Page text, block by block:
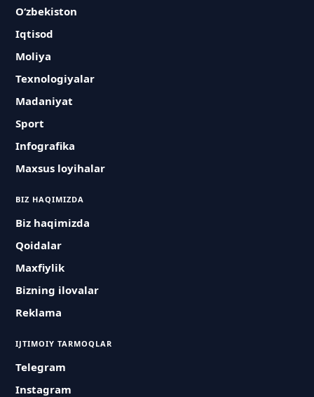
O‘zbekiston
Iqtisod
Moliya
Texnologiyalar
Madaniyat
Sport
Infografika
Maxsus loyihalar
BIZ HAQIMIZDA
Biz haqimizda
Qoidalar
Maxfiylik
Bizning ilovalar
Reklama
IJTIMOIY TARMOQLAR
Telegram
Instagram